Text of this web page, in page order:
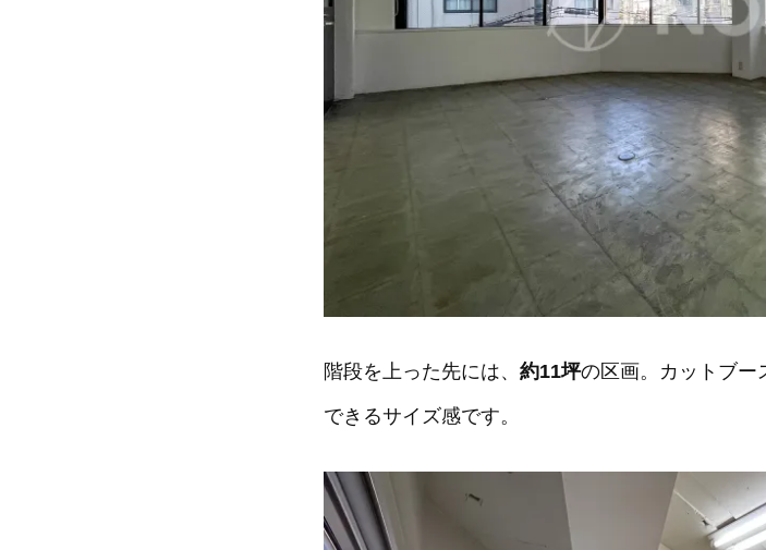
階段を上った先には、 約11坪の区画。カットブー
できるサイズ感です。